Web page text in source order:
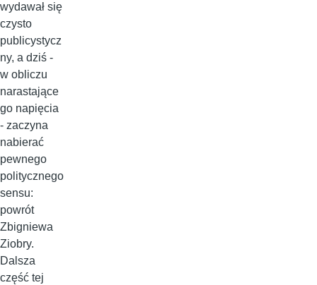
wydawał się
czysto
publicystycz
ny, a dziś -
w obliczu
narastające
go napięcia
- zaczyna
nabierać
pewnego
politycznego
sensu:
powrót
Zbigniewa
Ziobry.
Dalsza
część tej